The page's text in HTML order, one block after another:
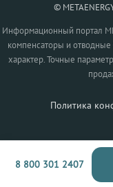
©
Информационный портал
компенсаторы и
характер. Точные
Политика
8 800 301 2407